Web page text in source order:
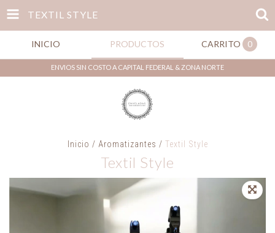
TEXTIL STYLE
INICIO PRODUCTOS CARRITO 0
ENVIOS SIN COSTO A CAPITAL FEDERAL & ZONA NORTE
Inicio / Aromatizantes / Textil Style
Textil Style